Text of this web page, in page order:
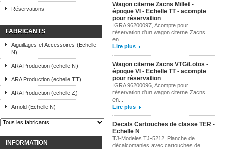
Réservations
FABRICANTS
Aiguillages et Accessoires (Echelle
N)
ARA Production (echelle N)
ARA Production (echelle TT)
ARA Production (echelle Z)
Arnold (Echelle N)
INFORMATION
Wagon citerne Zacns Millet -
époque VI - Echelle TT - acompte
pour réservation
IGRA 96200097, Acompte pour
réservation d'un wagon citerne Zacns
en...
Lire plus
Wagon citerne Zacns VTG/Lotos -
époque VI - Echelle TT - acompte
pour réservation
IGRA 96200096, Acompte pour
réservation d'un wagon citerne Zacns
en...
Lire plus
Decals Cartouches de classe TER -
Echelle N
TJ-Modeles TJ-5212, Planche de
décalcomanies avec cartouches de